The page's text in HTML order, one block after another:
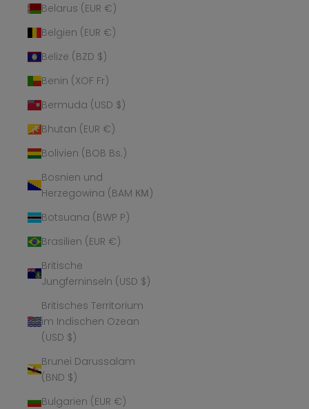
Belarus (EUR €)
Belgien (EUR €)
Belize (BZD $)
Benin (XOF Fr)
Bermuda (USD $)
Bhutan (EUR €)
Bolivien (BOB Bs.)
Bosnien und
Herzegowina (BAM КМ)
Botsuana (BWP P)
Brasilien (EUR €)
Britische
Jungferninseln (USD $)
Britisches Territorium
im Indischen Ozean
(USD $)
Brunei Darussalam
(BND $)
Bulgarien (EUR €)